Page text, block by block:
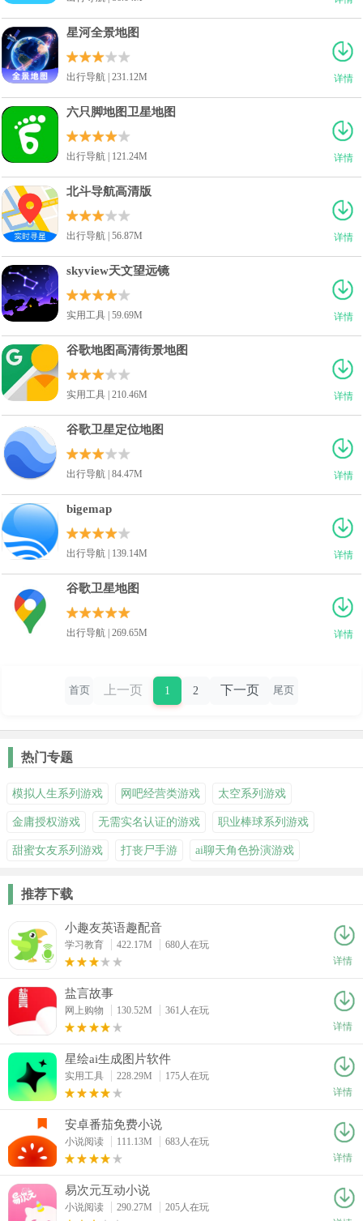
详情
星河全景地图
出行导航 | 231.12M
详情
六只脚地图卫星地图
出行导航 | 121.24M
详情
北斗导航高清版
出行导航 | 56.87M
详情
skyview天文望远镜
实用工具 | 59.69M
详情
谷歌地图高清街景地图
实用工具 | 210.46M
详情
谷歌卫星定位地图
出行导航 | 84.47M
详情
bigemap
出行导航 | 139.14M
详情
谷歌卫星地图
出行导航 | 269.65M
首页 上一页 1 2 下一页 尾页
热门专题
模拟人生系列游戏 网吧经营类游戏 太空系列游戏
金庸授权游戏 无需实名认证的游戏 职业棒球系列游戏
甜蜜女友系列游戏 打丧尸手游 ai聊天角色扮演游戏
推荐下载
小趣友英语趣配音
学习教育 422.17M
680人在玩
详情
盐言故事
网上购物 130.52M
361人在玩
详情
星绘ai生成图片软件
实用工具 228.29M
175人在玩
详情
安卓番茄免费小说
小说阅读 111.13M
683人在玩
详情
易次元互动小说
小说阅读 290.27M
205人在玩